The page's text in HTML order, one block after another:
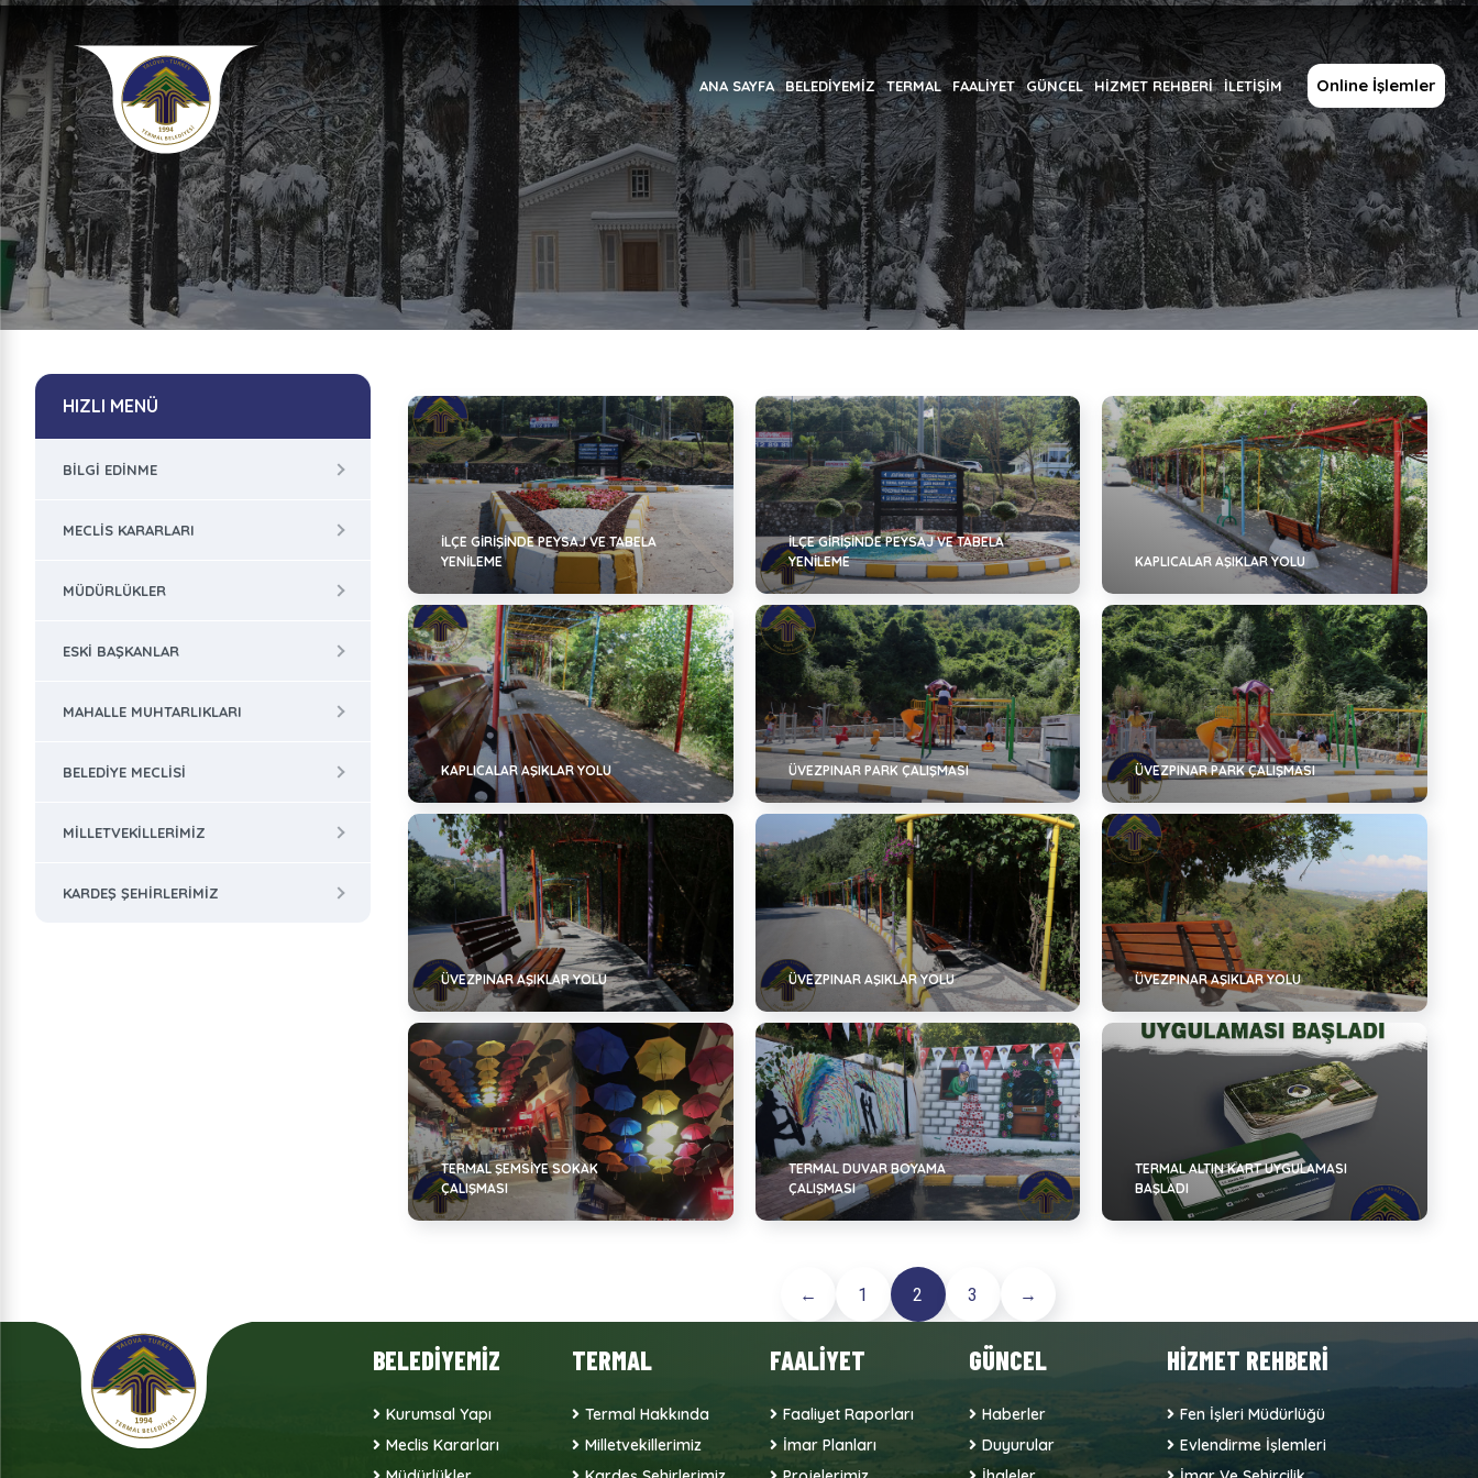
ANA SAYFA BELEDİYEMİZ TERMAL FAALİYET GÜNCEL HİZMET REHBERİ İLETİŞİM Online İşlemler
İLÇE GIRIŞINDE PEYSAJ VE TABELA
YENILEME
İLÇE GIRIŞINDE PEYSAJ VE TABELA
YENILEME
KAPLICALAR AŞIKLAR YOLU
KAPLICALAR AŞIKLAR YOLU ÜVEZPINAR PARK ÇALIŞMASI ÜVEZPINAR PARK ÇALIŞMASI
ÜVEZPINAR AŞIKLAR YOLU ÜVEZPINAR AŞIKLAR YOLU ÜVEZPINAR AŞIKLAR YOLU
TERMAL ŞEMSIYE SOKAK
ÇALIŞMASI
TERMAL DUVAR BOYAMA
ÇALIŞMASI
TERMAL ALTIN KART UYGULAMASI
BAŞLADI
← 1 2 3 →
HIZLI MENÜ
BILGI EDINME
MECLIS KARARLARI
MÜDÜRLÜKLER
ESKI BAŞKANLAR
MAHALLE MUHTARLIKLARI
BELEDIYE MECLISI
MILLETVEKILLERIMIZ
KARDEŞ ŞEHIRLERIMIZ
BELEDİYEMİZ
Kurumsal Yapı
Meclis Kararları
TERMAL
Termal Hakkında
Milletvekillerimiz
FAALİYET
Faaliyet Raporları
İmar Planları
GÜNCEL
Haberler
Duyurular
HİZMET REHBERİ
Fen İşleri Müdürlüğü
Evlendirme İşlemleri